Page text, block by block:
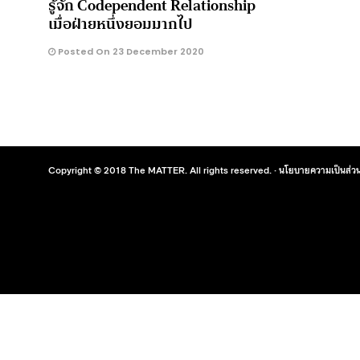
เมื่อฝ่ายหนึ่งยอมมากไป
Posted On 23 December 2020
Copyright © 2018 The MATTER. All rights reserved. ·นโยบายความเป็นส่ว